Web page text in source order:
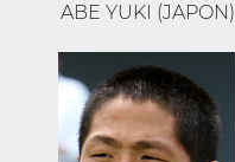
ABE YUKI (JAPON)